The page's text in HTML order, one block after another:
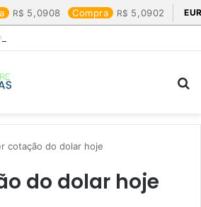
5,0908 Compra 5,0902
que mais valem a pena
cotação do dolar hoje​
do dolar hoje​